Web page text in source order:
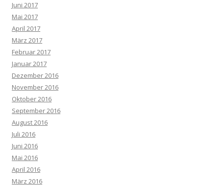
Juni 2017
Mai 2017
April 2017
März 2017
Februar 2017
Januar 2017
Dezember 2016
November 2016
Oktober 2016
September 2016
August 2016
Juli 2016
Juni 2016
Mai 2016
April 2016
März 2016